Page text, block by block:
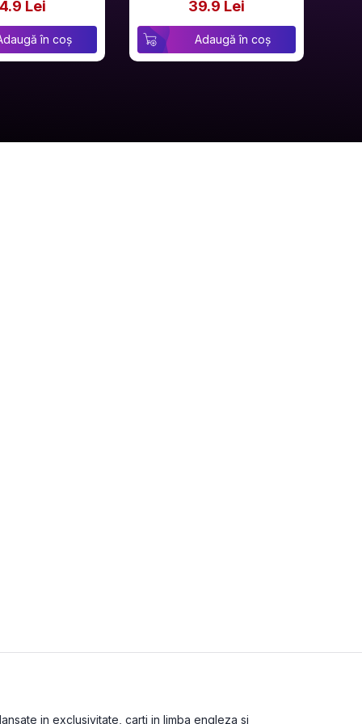
Lei
în coș
39.9 Lei
Adaugă în coș
in exclusivitate, carti in limba engleza si